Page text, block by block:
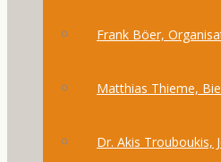
Frank Böer,
Matthias Thieme,
Dr. Akis Trouboukis,